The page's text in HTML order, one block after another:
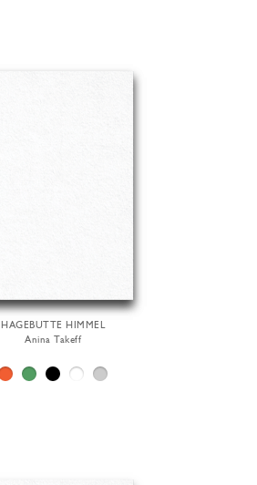
HAGEBUTTE HIMMEL
Anina Takeff